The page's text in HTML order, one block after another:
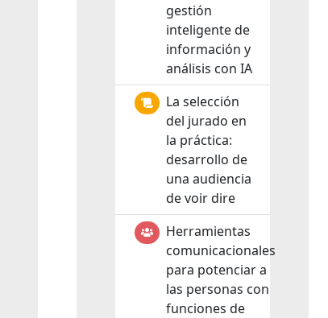
gestión
inteligente de
información y
análisis con IA
La selección
del jurado en
la práctica:
desarrollo de
una audiencia
de voir dire
Herramientas
comunicacionales
para potenciar a
las personas con
funciones de